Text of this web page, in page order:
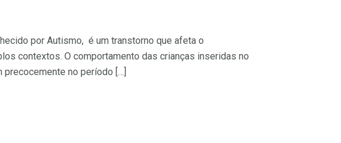
por Autismo, é um transtorno que afeta o
contextos. O comportamento das crianças inseridas no
no período […]